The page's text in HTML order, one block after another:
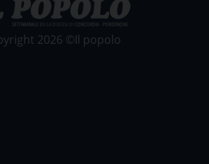
2026 ©Il popolo